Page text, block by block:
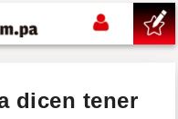
dicen tener